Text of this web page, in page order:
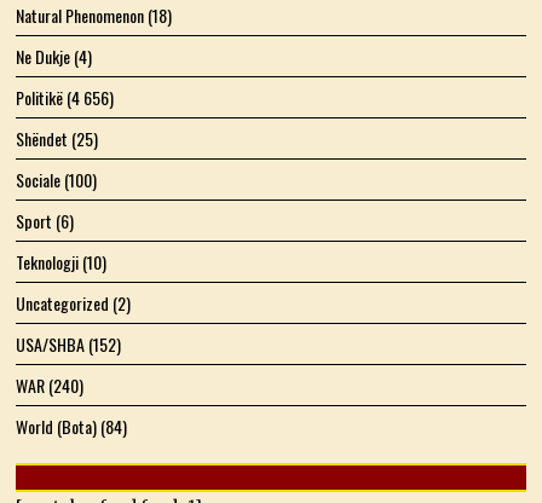
Natural Phenomenon(18)
Ne Dukje(4)
Politikë(4 656)
Shëndet (25)
Sociale(100)
Sport (6)
Teknologji(10)
Uncategorized (2)
USA/SHBA(152)
WAR(240)
World (Bota)(84)